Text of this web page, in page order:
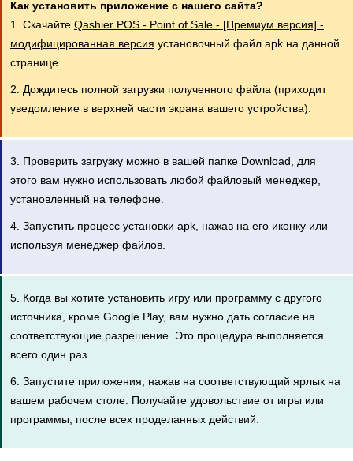
Как установить приложение с нашего сайта?
1. Скачайте Qashier POS - Point of Sale - [Премиум версия] -
модифицированная версия установочный файл apk на данной
странице.
2. Дождитесь полной загрузки полученного файла (приходит
уведомление в верхней части экрана вашего устройства).
3. Проверить загрузку можно в вашей папке Download, для
этого вам нужно использовать любой файловый менеджер,
установленный на телефоне.
4. Запустить процесс установки apk, нажав на его иконку или
используя менеджер файлов.
5. Когда вы хотите установить игру или программу с другого
источника, кроме Google Play, вам нужно дать согласие на
соответствующие разрешение. Это процедура выполняется
всего один раз.
6. Запустите приложения, нажав на соответствующий ярлык на
вашем рабочем столе. Получайте удовольствие от игры или
программы, после всех проделанных действий.